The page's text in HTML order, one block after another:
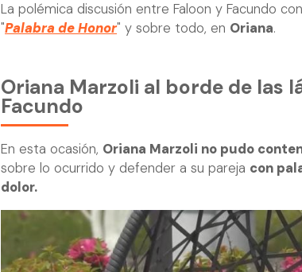
La polémica discusión entre Faloon y Facundo
"Palabra de Honor" y sobre todo, en Oriana.
Oriana Marzoli al borde de las
Facundo
En esta ocasión, Oriana Marzoli no pudo
sobre lo ocurrido y defender a su pareja con
dolor.